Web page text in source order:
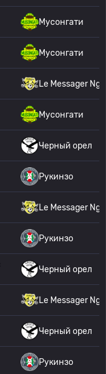
Мусонгати
Мусонгати
Le Messager
Мусонгати
Черный орел
Рукинзо
Le Messager
Рукинзо
Черный орел
Le Messager
Черный орел
Рукинзо